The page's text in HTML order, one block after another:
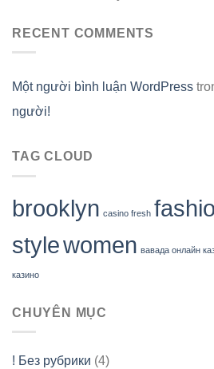
RECENT COMMENTS
Một người bình luận WordPress
người!
TAG CLOUD
brooklyn casino fresh
stylewomen вавада онлайн
казино
CHUYÊN MỤC
! Без рубрики (4)